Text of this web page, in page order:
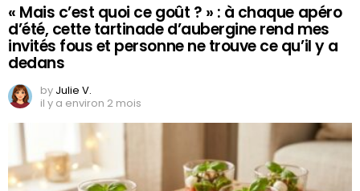
« Mais c’est quoi ce goût ? » : à chaque apéro
d’été, cette tartinade d’aubergine rend mes
invités fous et personne ne trouve ce qu’il y a
dedans
by Julie V.
il y a environ 2 mois